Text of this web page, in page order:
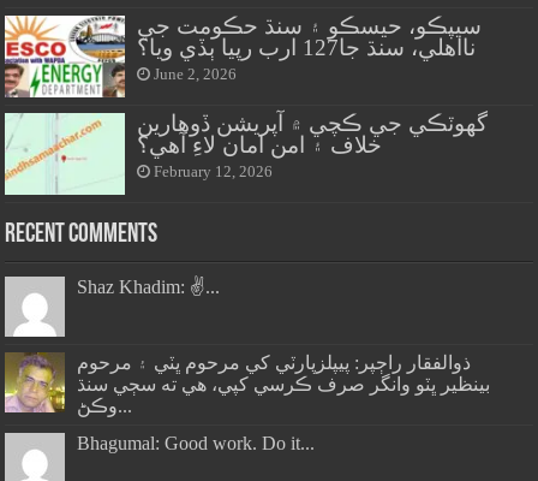
سيپڪو، حيسڪو ۽ سنڌ حڪومت جي
نااهلي، سنڌ جا127 ارب رپيا ٻڏي ويا؟
June 2, 2026
گهوٽڪي جي ڪچي ۾ آپريشن ڏوهارين
خلاف ۽ امن امان لاءِ آهي؟
February 12, 2026
Recent Comments
Shaz Khadim: ✌️...
ذوالفقار راڄپر: پيپلزپارٽي کي مرحوم ڀٽي ۽ مرحوم
بينظير ڀٽو وانگر صرف ڪرسي کپي، هي ته سڄي سنڌ
وڪڻ...
Bhagumal: Good work. Do it...